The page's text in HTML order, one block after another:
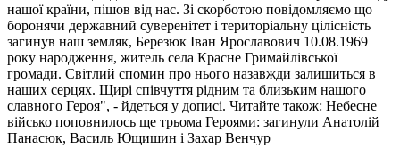
нашої країни, пішов від нас. Зі скорботою повідомляємо що
боронячи державний суверенітет і територіальну цілісність
загинув наш земляк, Березюк Іван Ярославович 10.08.1969
року народження, житель села Красне Гримайлівської
громади. Світлий спомин про нього назавжди залишиться в
наших серцях. Щирі співчуття рідним та близьким нашого
славного Героя", - йдеться у дописі. Читайте також: Небесне
військо поповнилось ще трьома Героями: загинули Анатолій
Панасюк, Василь Ющишин і Захар Венчур